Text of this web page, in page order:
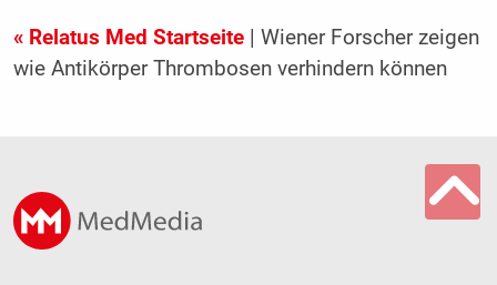
« Relatus Med Startseite| Wiener Forscher zeigen
wie Antikörper Thrombosen verhindern können